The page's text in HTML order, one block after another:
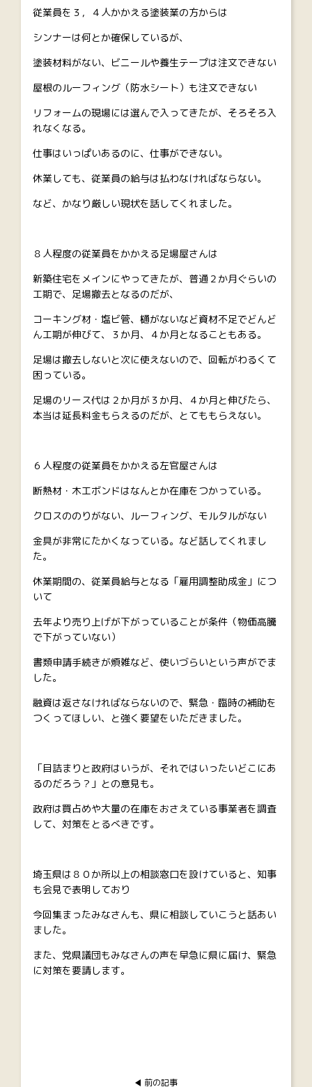
従業員を３，４人かかえる塗装業の方からは
シンナーは何とか確保しているが、
塗装材料がない、ビニールや養生テープは注文できない
屋根のルーフィング（防水シート）も注文できない
リフォームの現場には選んで入ってきたが、そろそろ入
れなくなる。
仕事はいっぱいあるのに、仕事ができない。
休業しても、従業員の給与は払わなければならない。
など、かなり厳しい現状を話してくれました。
８人程度の従業員をかかえる足場屋さんは
新築住宅をメインにやってきたが、普通２か月ぐらいの
工期で、足場撤去となるのだが、
コーキング材・塩ビ管、樋がないなど資材不足でどんど
ん工期が伸びて、３か月、４か月となることもある。
足場は撤去しないと次に使えないので、回転がわるくて
困っている。
足場のリース代は２か月が３か月、４か月と伸びたら、
本当は延長料金もらえるのだが、とてももらえない。
６人程度の従業員をかかえる左官屋さんは
断熱材・木工ボンドはなんとか在庫をつかっている。
クロスののりがない、ルーフィング、モルタルがない
金具が非常にたかくなっている。など話してくれまし
た。
休業期間の、従業員給与となる「雇用調整助成金」につ
いて
去年より売り上げが下がっていることが条件（物価高騰
で下がっていない）
書類申請手続きが煩雑など、使いづらいという声がでま
した。
融資は返さなければならないので、緊急・臨時の補助を
つくってほしい、と強く要望をいただきました。
「目詰まりと政府はいうが、それではいったいどこにあ
るのだろう？」との意見も。
政府は買占めや大量の在庫をおさえている事業者を調査
して、対策をとるべきです。
埼玉県は８０か所以上の相談窓口を設けていると、知事
も会見で表明しており
今回集まったみなさんも、県に相談していこうと話あい
ました。
また、党県議団もみなさんの声を早急に県に届け、緊急
に対策を要請します。
前の記事